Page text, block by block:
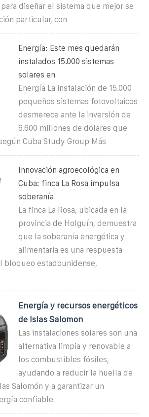
diseñar el sistema que mejor se
particular, con
Energía: Este mes quedarán
instalados 15.000 sistemas
solares en
Energía La instalación de 15.000
pequeños sistemas fotovoltaicos
desmerece ante la inversión de
6.600 millones de dólares que
Cuba Study Group Más
Innovación agroecológica en
Cuba: finca La Rosa impulsa
soberanía
La finca La Rosa, ubicada en la
provincia de Holguín, demuestra
que la soberanía energética y
alimentaria es una respuesta
bloqueo estadounidense,
Energía y recursos energéticos
de Islas Salomon
Las instalaciones solares son una
alternativa limpia y renovable a
los combustibles fósiles,
ayudando a reducir la huella de
Salomón y a garantizar un
confiable